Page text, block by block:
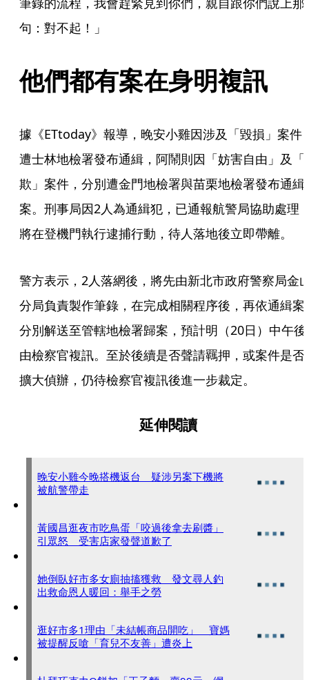
句：對不起！」
他們都有案在身明複訊
據《ETtoday》報導，晚安小雞因涉及「毀損」案件
遭士林地檢署發布通緝，阿鬧則因「妨害自由」及「
欺」案件，分別遭金門地檢署與苗栗地檢署發布通緝
案。刑事局因2人為通緝犯，已通報航警局協助處理
將在登機門執行逮捕行動，待人落地後立即帶離。
警方表示，2人落網後，將先由新北市政府警察局金
分局負責製作筆錄，在完成相關程序後，再依通緝案
分別解送至管轄地檢署歸案，預計明（20日）中午後
由檢察官複訊。至於後續是否聲請羈押，或案件是否
擴大偵辦，仍待檢察官複訊後進一步裁定。
延伸閱讀
晚安小雞今晚搭機返台 疑涉另案下機將
被航警帶走
黃國昌逛夜市吃鳥蛋「咬過後拿去刷醬」
引眾怒 受害店家發聲道歉了
她倒臥好市多女廁抽搐獲救 發文尋人釣
出救命恩人暖回：舉手之勞
逛好市多1理由「未結帳商品開吃」 寶媽
被提醒反嗆「育兒不友善」遭炎上